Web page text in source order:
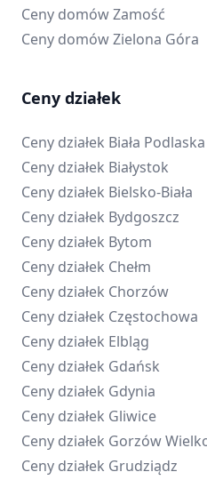
Ceny domówZamość
Ceny domówZielona Góra
Ceny działek
Ceny działek Biała Podlaska
Ceny działek Białystok
Ceny działek Bielsko-Biała
Ceny działek Bydgoszcz
Ceny działek Bytom
Ceny działek Chełm
Ceny działek Chorzów
Ceny działek Częstochowa
Ceny działek Elbląg
Ceny działek Gdańsk
Ceny działek Gdynia
Ceny działek Gliwice
Ceny działek Gorzów
Ceny działek Grudziądz